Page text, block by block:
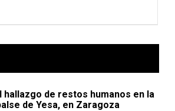
hallazgo de restos humanos en la
de Yesa, en Zaragoza